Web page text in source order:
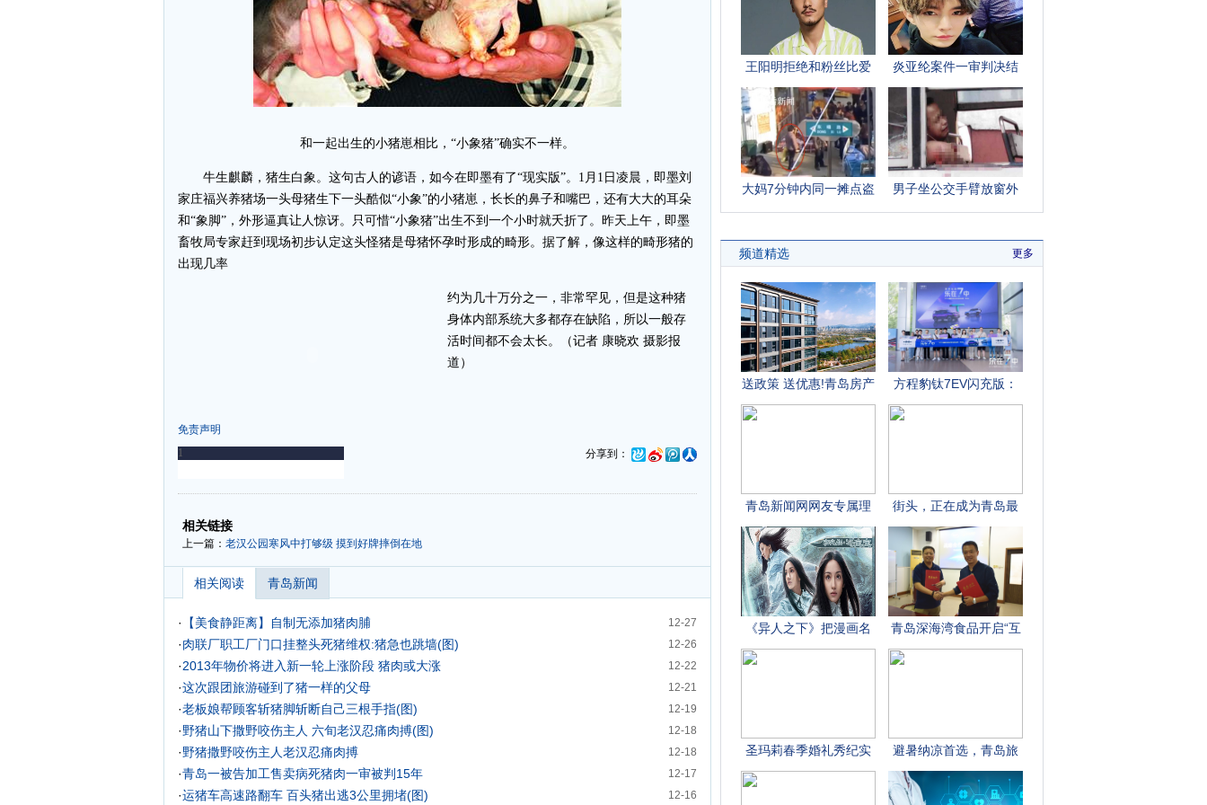
和一起出生的小猪崽相比，“小象猪”确实不一样。
牛生麒麟，猪生白象。这句古人的谚语，如今在即墨有了“现实版”。1月1日凌晨，即墨刘
家庄福兴养猪场一头母猪生下一头酷似“小象”的小猪崽，长长的鼻子和嘴巴，还有大大的耳朵
和“象脚”，外形逼真让人惊讶。只可惜“小象猪”出生不到一个小时就夭折了。昨天上午，即墨
畜牧局专家赶到现场初步认定这头怪猪是母猪怀孕时形成的畸形。据了解，像这样的畸形猪的
出现几率
约为几十万分之一，非常罕见，但是这种猪
身体内部系统大多都存在缺陷，所以一般存
活时间都不会太长。（记者 康晓欢 摄影报
道）
免责声明
分享到：
-
相关链接
上一篇： 老汉公园寒风中打够级 摸到好牌摔倒在地
相关阅读 青岛新闻
12-27
· 【美食静距离】自制无添加猪肉脯
12-26
·肉联厂职工厂门口挂整头死猪维权:猪急也跳墙(图)
12-22
·2013年物价将进入新一轮上涨阶段 猪肉或大涨
12-21
·这次跟团旅游碰到了猪一样的父母
12-19
·老板娘帮顾客斩猪脚斩断自己三根手指(图)
12-18
·野猪山下撒野咬伤主人 六旬老汉忍痛肉搏(图)
12-18
·野猪撒野咬伤主人老汉忍痛肉搏
12-17
·青岛一被告加工售卖病死猪肉一审被判15年
12-16
·运猪车高速路翻车 百头猪出逃3公里拥堵(图)